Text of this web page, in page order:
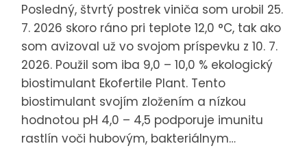
Posledný, štvrtý postrek viniča som urobil 25.
7. 2026 skoro ráno pri teplote 12,0 °C, tak ako
som avizoval už vo svojom príspevku z 10. 7.
2026. Použil som iba 9,0 – 10,0 % ekologický
biostimulant Ekofertile Plant. Tento
biostimulant svojím zložením a nízkou
hodnotou pH 4,0 – 4,5 podporuje imunitu
rastlín voči hubovým, bakteriálnym…